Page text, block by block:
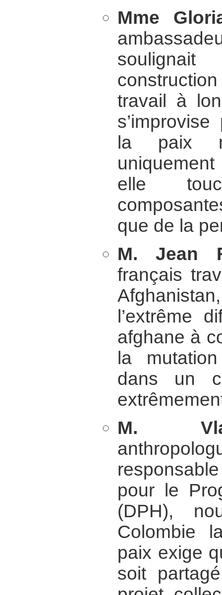
Mme
travail à
la paix
elle
que de la
M. Jean
français
l’extrême
afghane à
la
dans un
M.
pour le
(DPH),
Colombie
paix exige
soit